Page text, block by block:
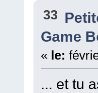
33
Game
« le:
... et tu